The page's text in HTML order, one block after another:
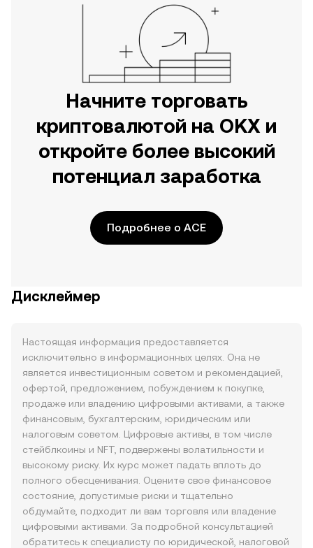
Начните торговать
криптовалютой на OKX и
откройте более высокий
потенциал заработка
Подробнее о ACE
Дисклеймер
Настоящая информация предоставляется
исключительно в информационных целях. Она не
является инвестиционным советом и рекомендацией,
офертой, предложением, побуждением к покупке,
продаже или владению цифровыми активами, а также
финансовым, бухгалтерским, юридическим или
налоговым советом. Цифровые активы, в том числе
стейблкоины и NFT, подвержены волатильности и
высокому риску. Их курс может падать вплоть до
полного обесценивания. Оцените свое финансовое
состояние, допустимые риски и тщательно
обдумайте, подходит ли вам торговля или владение
цифровыми активами. За подробной консультацией
обратитесь к специалисту по юридической, налоговой